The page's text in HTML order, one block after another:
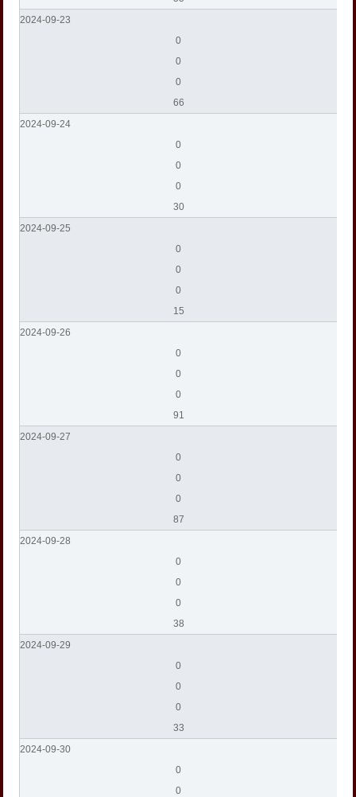
2024-09-23
0
0
0
66
2024-09-24
0
0
0
30
2024-09-25
0
0
0
15
2024-09-26
0
0
0
91
2024-09-27
0
0
0
87
2024-09-28
0
0
0
38
2024-09-29
0
0
0
33
2024-09-30
0
0